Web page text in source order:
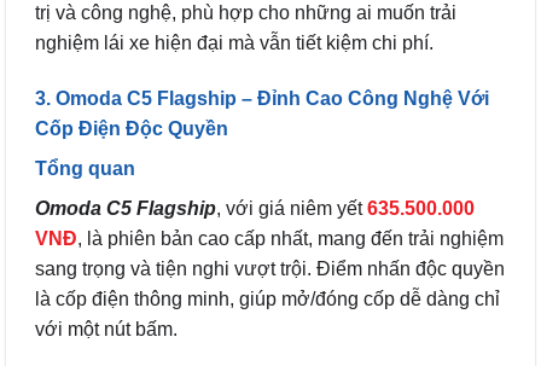
trị và công nghệ, phù hợp cho những ai muốn trải
nghiệm lái xe hiện đại mà vẫn tiết kiệm chi phí.
3. Omoda C5 Flagship – Đỉnh Cao Công Nghệ Với
Cốp Điện Độc Quyền
Tổng quan
Omoda C5 Flagship, với giá niêm yết635.500.000
VNĐ, là phiên bản cao cấp nhất, mang đến trải nghiệm
sang trọng và tiện nghi vượt trội. Điểm nhấn độc quyền
là cốp điện thông minh, giúp mở/đóng cốp dễ dàng chỉ
với một nút bấm.